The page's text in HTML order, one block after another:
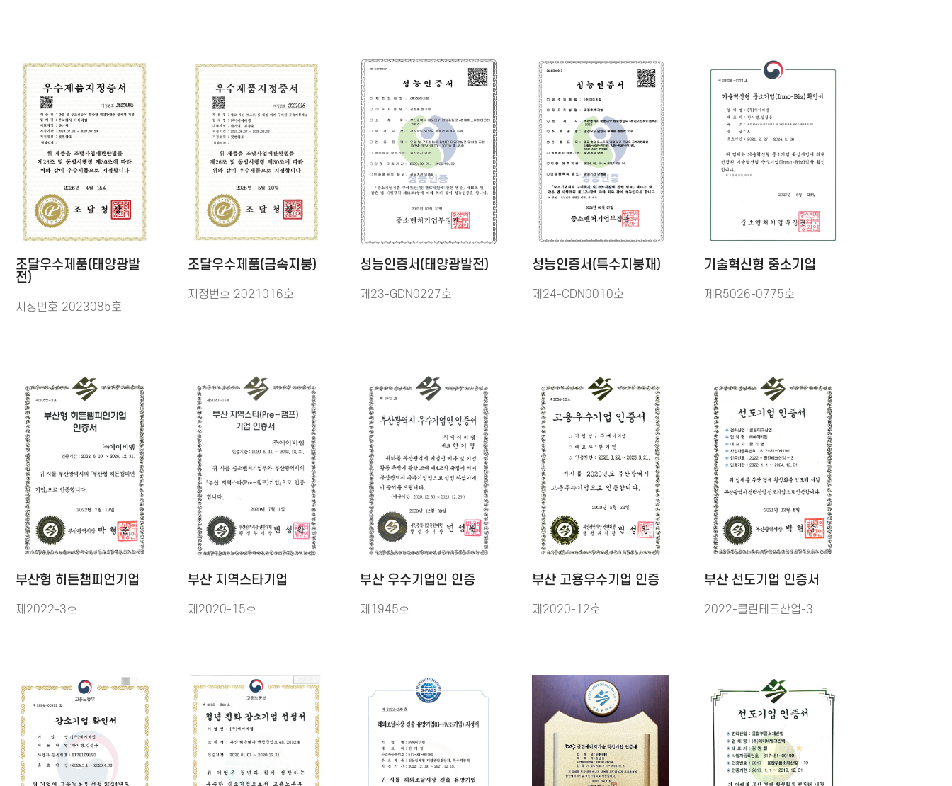
조달우수제품(태양광발
전)
지정번호 2023085호
조달우수제품(금속지붕)
지정번호 2021016호
성능인증서(태양광발전)
제23-GDN0227호
성능인증서(특수지붕재)
제24-CDN0010호
기술혁신형 중소기업
제R5026-0775호
부산형 히든챔피언기업
제2022-3호
부산 지역스타기업
제2020-15호
부산 우수기업인 인증
제1945호
부산 고용우수기업 인증
제2020-12호
부산 선도기업 인증서
2022-클린테크산업-3